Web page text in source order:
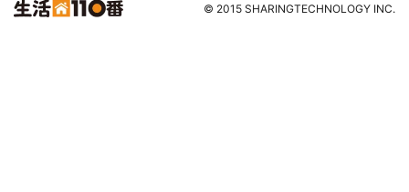
© 2015 SHARINGTECHNOLOGY INC.